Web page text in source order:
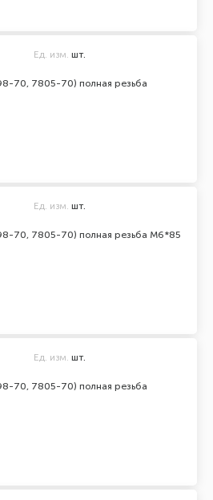
70, 7805-70) полная резьба
Ед. изм. шт.
70, 7805-70) полная резьба М6*85
Ед. изм. шт.
70, 7805-70) полная резьба
Ед. изм. шт.